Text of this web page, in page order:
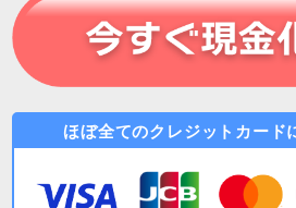
ほぼ全てのクレジットカード